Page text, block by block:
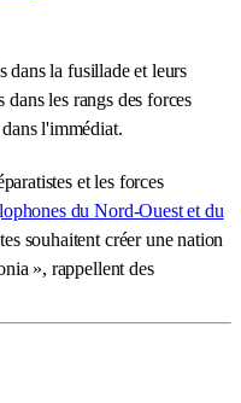
dans la fusillade et leurs
dans les rangs des forces
l'immédiat.
et les forces
du Nord-Ouest et du
souhaitent créer une nation
», rappellent des